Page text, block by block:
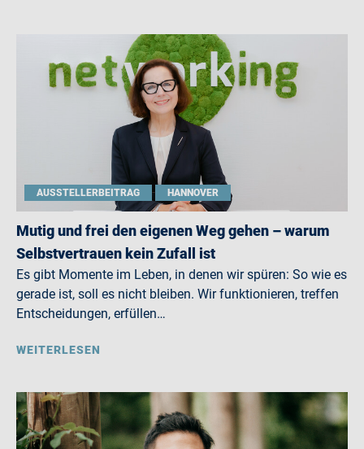
AUSSTELLERBEITRAG HANNOVER
Mutig und frei den eigenen Weg gehen – warum
Selbstvertrauen kein Zufall ist
Es gibt Momente im Leben, in denen wir spüren: So wie es
gerade ist, soll es nicht bleiben. Wir funktionieren, treffen
Entscheidungen, erfüllen…
WEITERLESEN